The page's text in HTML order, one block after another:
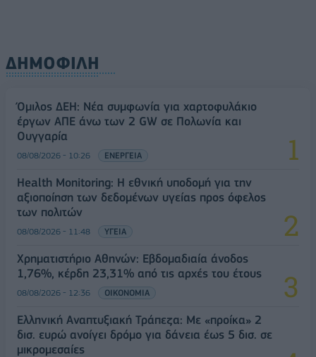
ΔΗΜΟΦΙΛΗ
Όμιλος ΔΕΗ: Νέα συμφωνία για χαρτοφυλάκιο
έργων ΑΠΕ άνω των 2 GW σε Πολωνία και
Ουγγαρία
08/08/2026 - 10:26 ΕΝΕΡΓΕΙΑ
Health Monitoring: Η εθνική υποδομή για την
αξιοποίηση των δεδομένων υγείας προς όφελος
των πολιτών
08/08/2026 - 11:48 ΥΓΕΙΑ
Χρηματιστήριο Αθηνών: Εβδομαδιαία άνοδος
1,76%, κέρδη 23,31% από τις αρχές του έτους
08/08/2026 - 12:36 ΟΙΚΟΝΟΜΙΑ
Ελληνική Αναπτυξιακή Τράπεζα: Με «προίκα» 2
δισ. ευρώ ανοίγει δρόμο για δάνεια έως 5 δισ. σε
μικρομεσαίες